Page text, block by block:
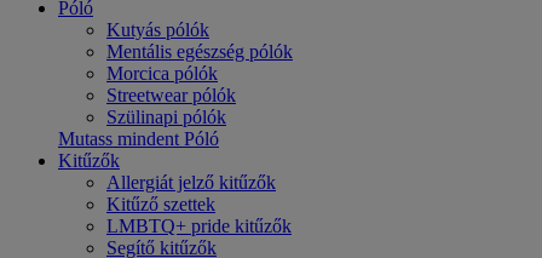
Póló
Kutyás pólók
Mentális egészség pólók
Morcica pólók
Streetwear pólók
Szülinapi pólók
Mutass mindent Póló
Kitűzők
Allergiát jelző kitűzők
Kitűző szettek
LMBTQ+ pride kitűzők
Segítő kitűzők